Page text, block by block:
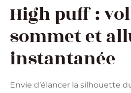
High puff :
sommet et
instantanée
Envie d’élancer la silhouette